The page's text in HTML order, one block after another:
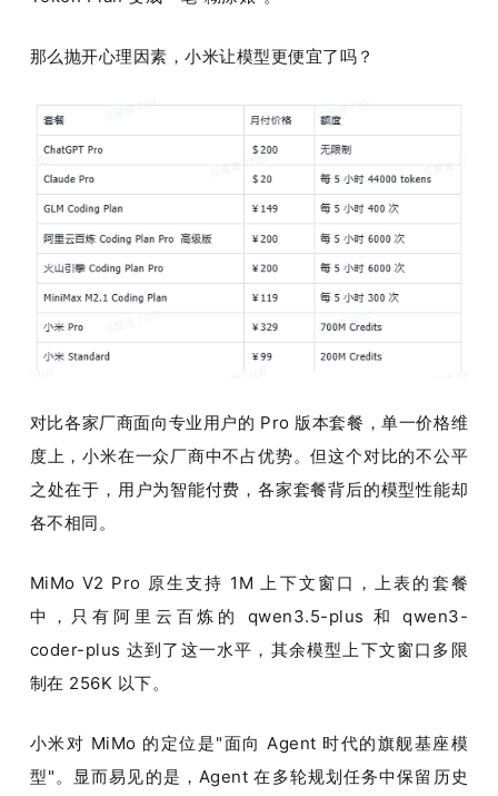
那么抛开心理因素，小米让模型更便宜了吗？
对比各家厂商面向专业用户的 Pro 版本套餐，单一价格维
度上，小米在一众厂商中不占优势。但这个对比的不公平
之处在于，用户为智能付费，各家套餐背后的模型性能却
各不相同。
MiMo V2 Pro 原生支持 1M 上下文窗口，上表的套餐
中，只有阿里云百炼的 qwen3.5-plus 和 qwen3-
coder-plus 达到了这一水平，其余模型上下文窗口多限
制在 256K 以下。
小米对 MiMo 的定位是"面向 Agent 时代的旗舰基座模
型"。显而易见的是，Agent 在多轮规划任务中保留历史